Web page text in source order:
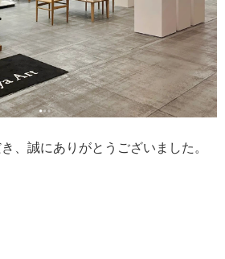
、誠にありがとうございました。